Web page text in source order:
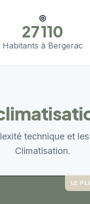
◎
27 110
Habitants à Bergerac
technique et
Climatisation.
LE